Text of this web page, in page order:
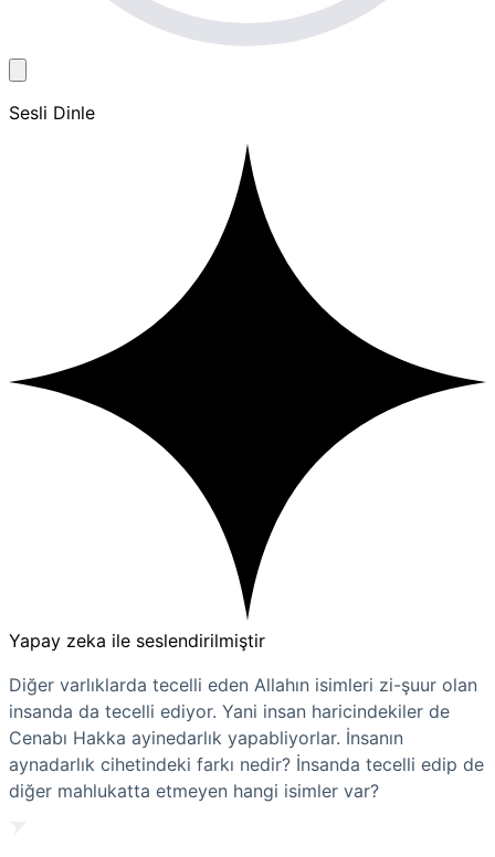
Sesli Dinle
Yapay zeka ile seslendirilmiştir
Diğer varlıklarda tecelli eden Allahın isimleri zi-şuur olan
insanda da tecelli ediyor. Yani insan haricindekiler de
Cenabı Hakka ayinedarlık yapabliyorlar. İnsanın
aynadarlık cihetindeki farkı nedir? İnsanda tecelli edip de
diğer mahlukatta etmeyen hangi isimler var?